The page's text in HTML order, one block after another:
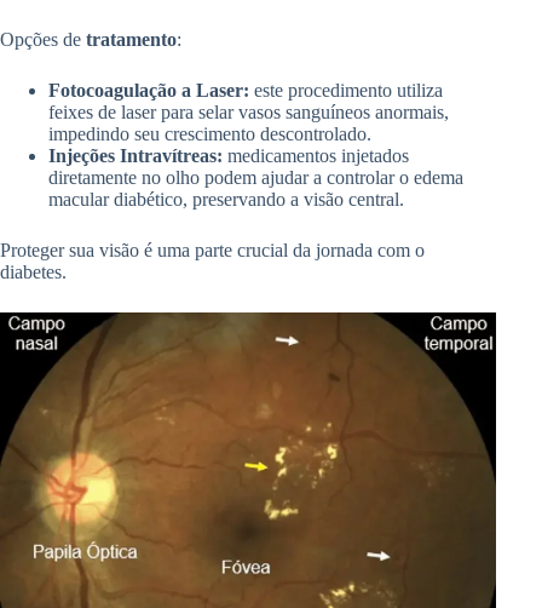
Opções de tratamento:
Fotocoagulação a Laser: este procedimento utiliza
feixes de laser para selar vasos sanguíneos anormais,
impedindo seu crescimento descontrolado.
Injeções Intravítreas: medicamentos injetados
diretamente no olho podem ajudar a controlar o edema
macular diabético, preservando a visão central.
Proteger sua visão é uma parte crucial da jornada com o
diabetes.